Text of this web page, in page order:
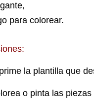
para colorear.
la plantilla que
o pinta las